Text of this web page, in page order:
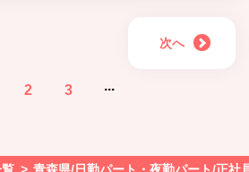
次へ
2 3 ...